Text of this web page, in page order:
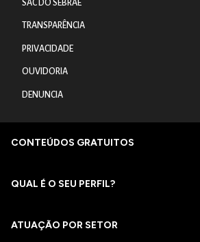
SAC DO SEBRAE
TRANSPARÊNCIA
PRIVACIDADE
OUVIDORIA
DENUNCIA
CONTEÚDOS GRATUITOS
QUAL É O SEU PERFIL?
ATUAÇÃO POR SETOR